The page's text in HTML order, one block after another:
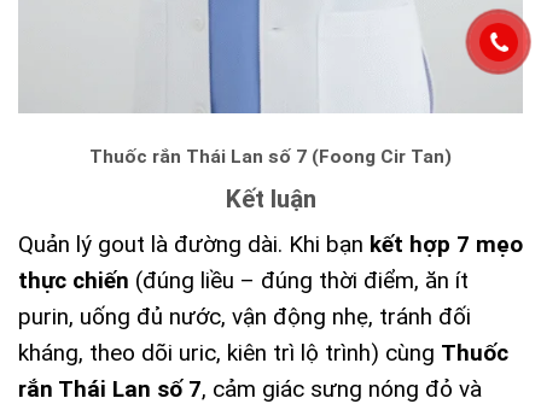
Thuốc rắn Thái Lan số 7 (Foong Cir Tan)
Kết luận
Quản lý gout là đường dài. Khi bạn kết hợp 7 mẹo
thực chiến (đúng liều – đúng thời điểm, ăn ít
purin, uống đủ nước, vận động nhẹ, tránh đối
kháng, theo dõi uric, kiên trì lộ trình) cùng Thuốc
rắn Thái Lan số 7, cảm giác sưng nóng đỏ và